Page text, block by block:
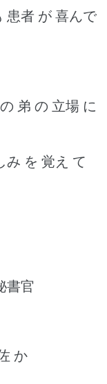
患者 が 喜んで
弟 の 立場 に
み を 覚え て
書官
か